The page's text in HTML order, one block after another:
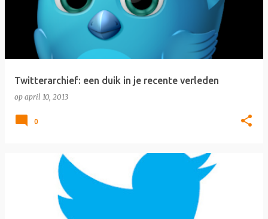
Twitterarchief: een duik in je recente verleden
op april 10, 2013
0